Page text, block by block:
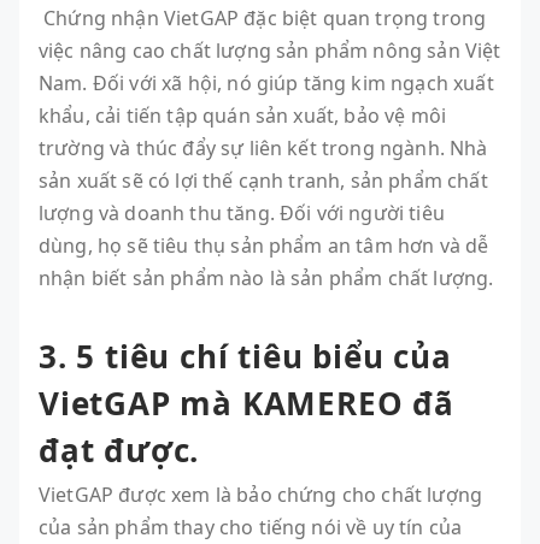
Chứng nhận VietGAP đặc biệt quan trọng trong
việc nâng cao chất lượng sản phẩm nông sản Việt
Nam. Đối với xã hội, nó giúp tăng kim ngạch xuất
khẩu, cải tiến tập quán sản xuất, bảo vệ môi
trường và thúc đẩy sự liên kết trong ngành. Nhà
sản xuất sẽ có lợi thế cạnh tranh, sản phẩm chất
lượng và doanh thu tăng. Đối với người tiêu
dùng, họ sẽ tiêu thụ sản phẩm an tâm hơn và dễ
nhận biết sản phẩm nào là sản phẩm chất lượng.
3. 5 tiêu chí tiêu biểu của
VietGAP mà KAMEREO đã
đạt được.
VietGAP được xem là bảo chứng cho chất lượng
của sản phẩm thay cho tiếng nói về uy tín của